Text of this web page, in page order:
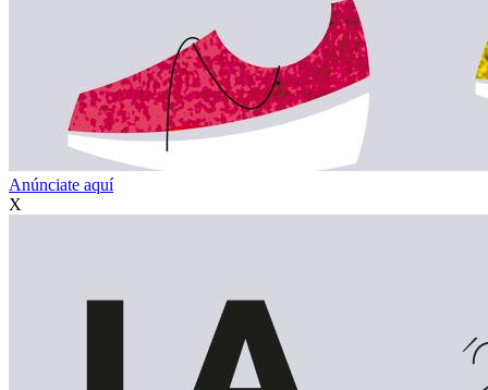
Anúnciate aquí
X